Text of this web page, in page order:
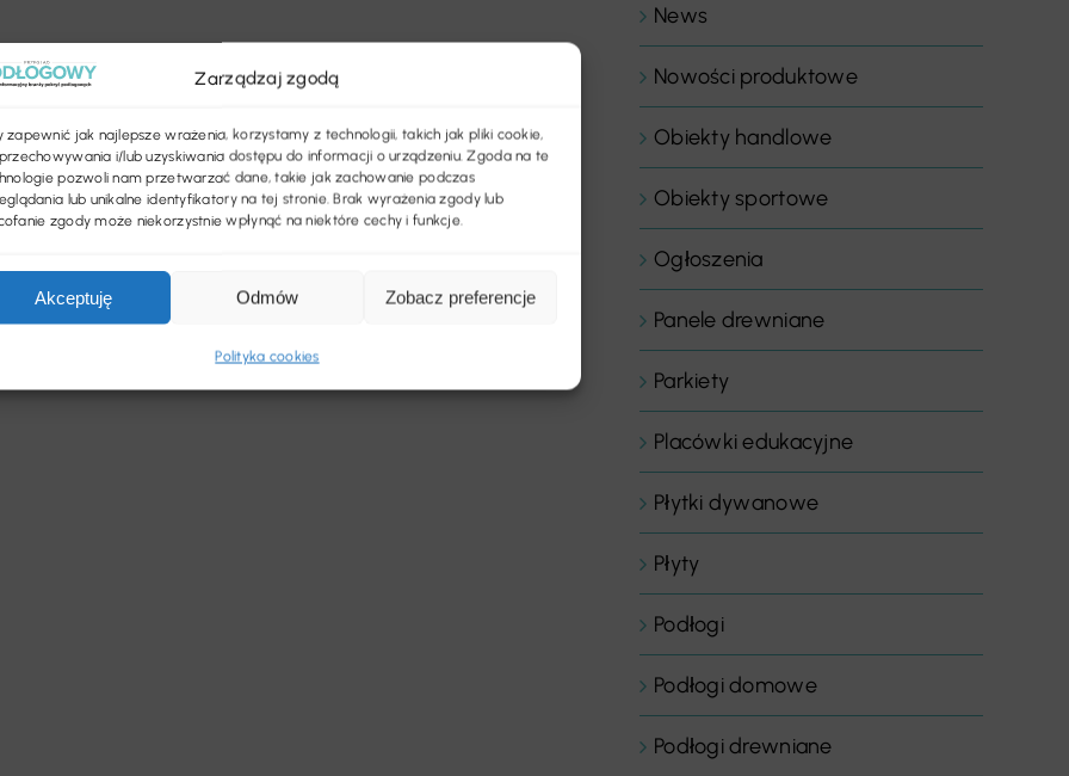
Zarządzaj zgodą
zapewnić jak najlepsze wrażenia, korzystamy z technologii, takich jak pliki cookie,
i/lub uzyskiwania dostępu do informacji o urządzeniu. Zgoda na te
pozwoli nam przetwarzać dane, takie jak zachowanie podczas
lub unikalne identyfikatory na tej stronie. Brak wyrażenia zgody lub
zgody może niekorzystnie wpłynąć na niektóre cechy i funkcje.
Akceptuję Odmów Zobacz preferencje
Polityka cookies
News
Nowości produktowe
Obiekty handlowe
Obiekty sportowe
Ogłoszenia
Panele drewniane
Parkiety
Placówki edukacyjne
Płytki dywanowe
Płyty
Podłogi
Podłogi domowe
Podłogi drewniane